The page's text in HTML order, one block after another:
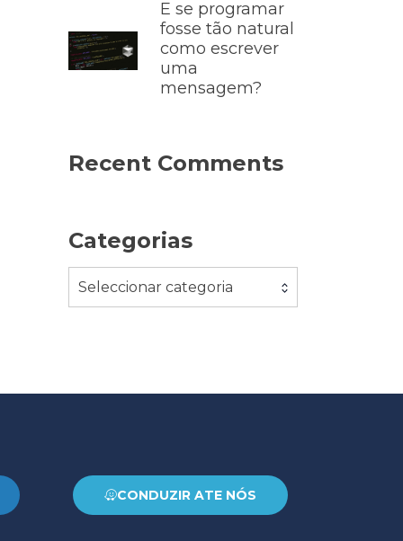
E se programar
fosse tão natural
como escrever
uma
mensagem?
Recent Comments
Categorias
Seleccionar categoria
CONDUZIR ATE NÓS